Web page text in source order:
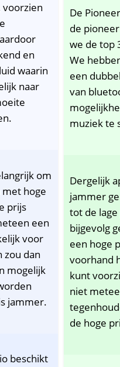
voorzien
en
waarin
naar
om
hoge
prijs
een
voor
zou dan
mogelijk
jammer.
beschikt
De
de
we de top
We
een
van
muziek te
Dergelijk
jammer
tot de
bijgevolg
een hoge
voorhand
kunt
niet
de hoge